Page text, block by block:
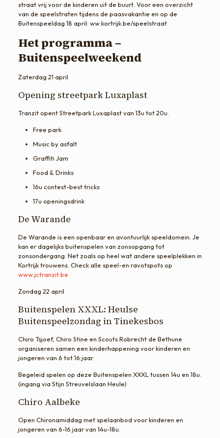
straat vrij voor de kinderen uit de buurt. Voor een overzicht
van de speelstraten tijdens de paasvakantie en op de
Buitenspeeldag 18 april: ww.kortrijk.be/speelstraat
Het programma –
Buitenspeelweekend
Zaterdag 21 april
Opening streetpark Luxaplast
Tranzit opent Streetpark Luxaplast van 13u tot 20u.
Free park
Music by asfalt
Graffiti Jam
Food & Drinks
16u contest-best tricks
17u openingsdrink
De Warande
De Warande is een openbaar en avontuurlijk speeldomein. Je
kan er dagelijks buitenspelen van zonsopgang tot
zonsondergang. Net zoals op heel wat andere speelplekken in
Kortrijk trouwens. Check alle speel-en ravotspots op
www.jctranzit.be
Zondag 22 april
Buitenspelen XXXL: Heulse
Buitenspeelzondag in Tinekesbos
Chiro Tsjoef, Chiro Stine en Scouts Robrecht de Bethune
organiseren samen een kinderhappening voor kinderen en
jongeren van 6 tot 16 jaar.
Begeleid spelen op deze Buitenspelen XXXL tussen 14u en 18u.
(ingang via Stijn Streuvelslaan Heule)
Chiro Aalbeke
Open Chironamiddag met spelaanbod voor kinderen en
jongeren van 6-16 jaar van 14u-18u.